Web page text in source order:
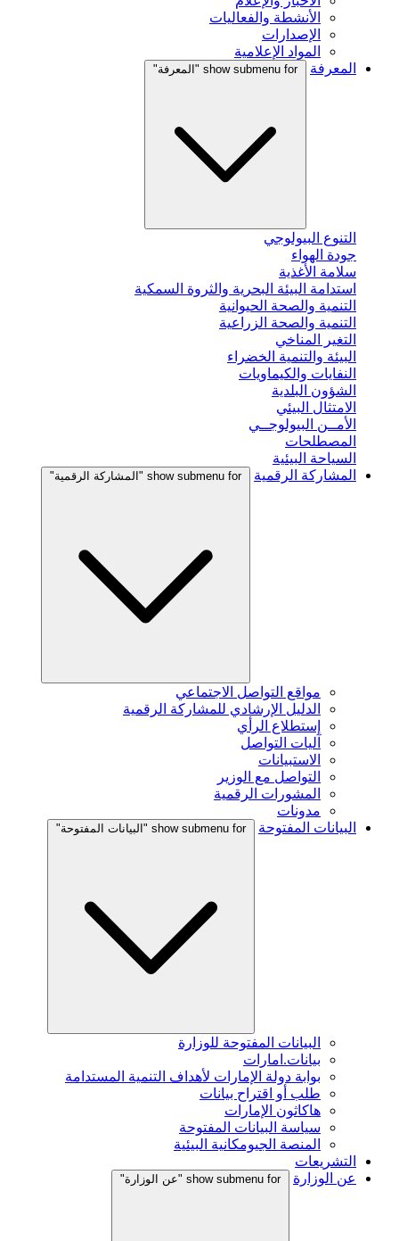
الأنشطة والفعاليات
الإصدارات
المواد الإعلامية
المعرفة
show submenu for "المعرفة"
التنوع البيولوجي
جودة الهواء
سلامة الأغذية
استدامة البيئة البحرية والثروة السمكية
التنمية والصحة الحيوانية
التنمية والصحة الزراعية
التغير المناخي
البيئة والتنمية الخضراء
النفايات والكيماويات
الشؤون البلدية
الامتثال البيئي
الأمــن البيولوجــي
المصطلحات
السياحة البيئية
المشاركة الرقمية
show submenu for "المشاركة الرقمية"
مواقع التواصل الاجتماعي
الدليل الإرشادي للمشاركة الرقمية
إستطلاع الرأي
آليات التواصل
الاستبيانات
التواصل مع الوزير
المشورات الرقمية
مدونات
البيانات المفتوحة
show submenu for "البيانات المفتوحة"
البيانات المفتوحة للوزارة
بيانات.امارات
بوابة دولة الإمارات لأهداف التنمية المستدامة
طلب أو اقتراح بيانات
هاكاثون الإمارات
سياسة البيانات المفتوحة
المنصة الجيومكانية البيئية
التشريعات
عن الوزارة
show submenu for "عن الوزارة"